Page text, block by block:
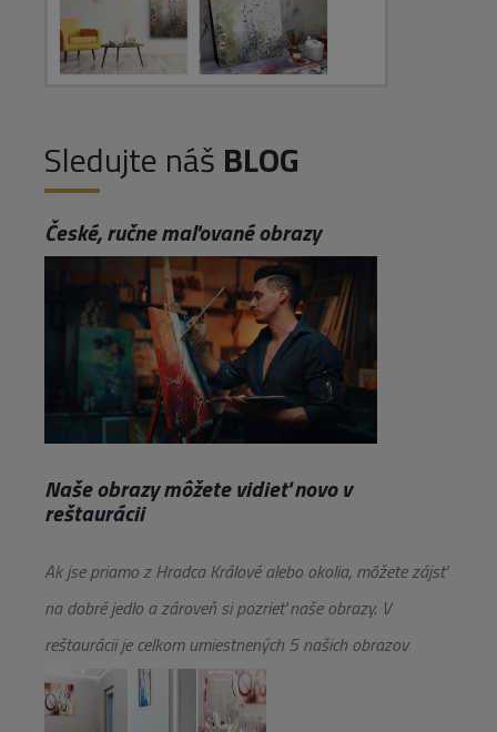
Sledujte náš BLOG
České, ručne maľované obrazy
Naše obrazy môžete vidieť novo v
reštaurácii
Ak jse priamo z Hradca Králové alebo okolia, môžete zájsť
na dobré jedlo a zároveň si pozrieť naše obrazy. V
reštaurácii je celkom umiestnených 5 našich obrazov